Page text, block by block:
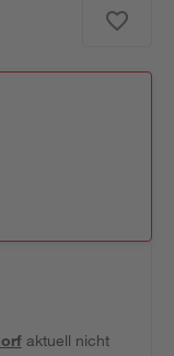
aktuell nicht